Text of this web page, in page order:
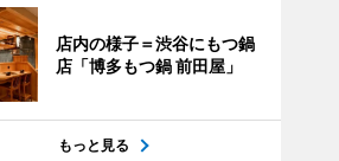
店内の様子＝渋谷にもつ鍋
店「博多もつ鍋 前田屋」
もっと見る